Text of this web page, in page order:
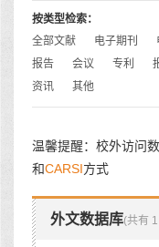
按类型检索：
全部文献
电子期刊
报告
会议 专利
资讯
其他
温馨提醒：校外访问
和CARSI方式
外文数据库(共有 1